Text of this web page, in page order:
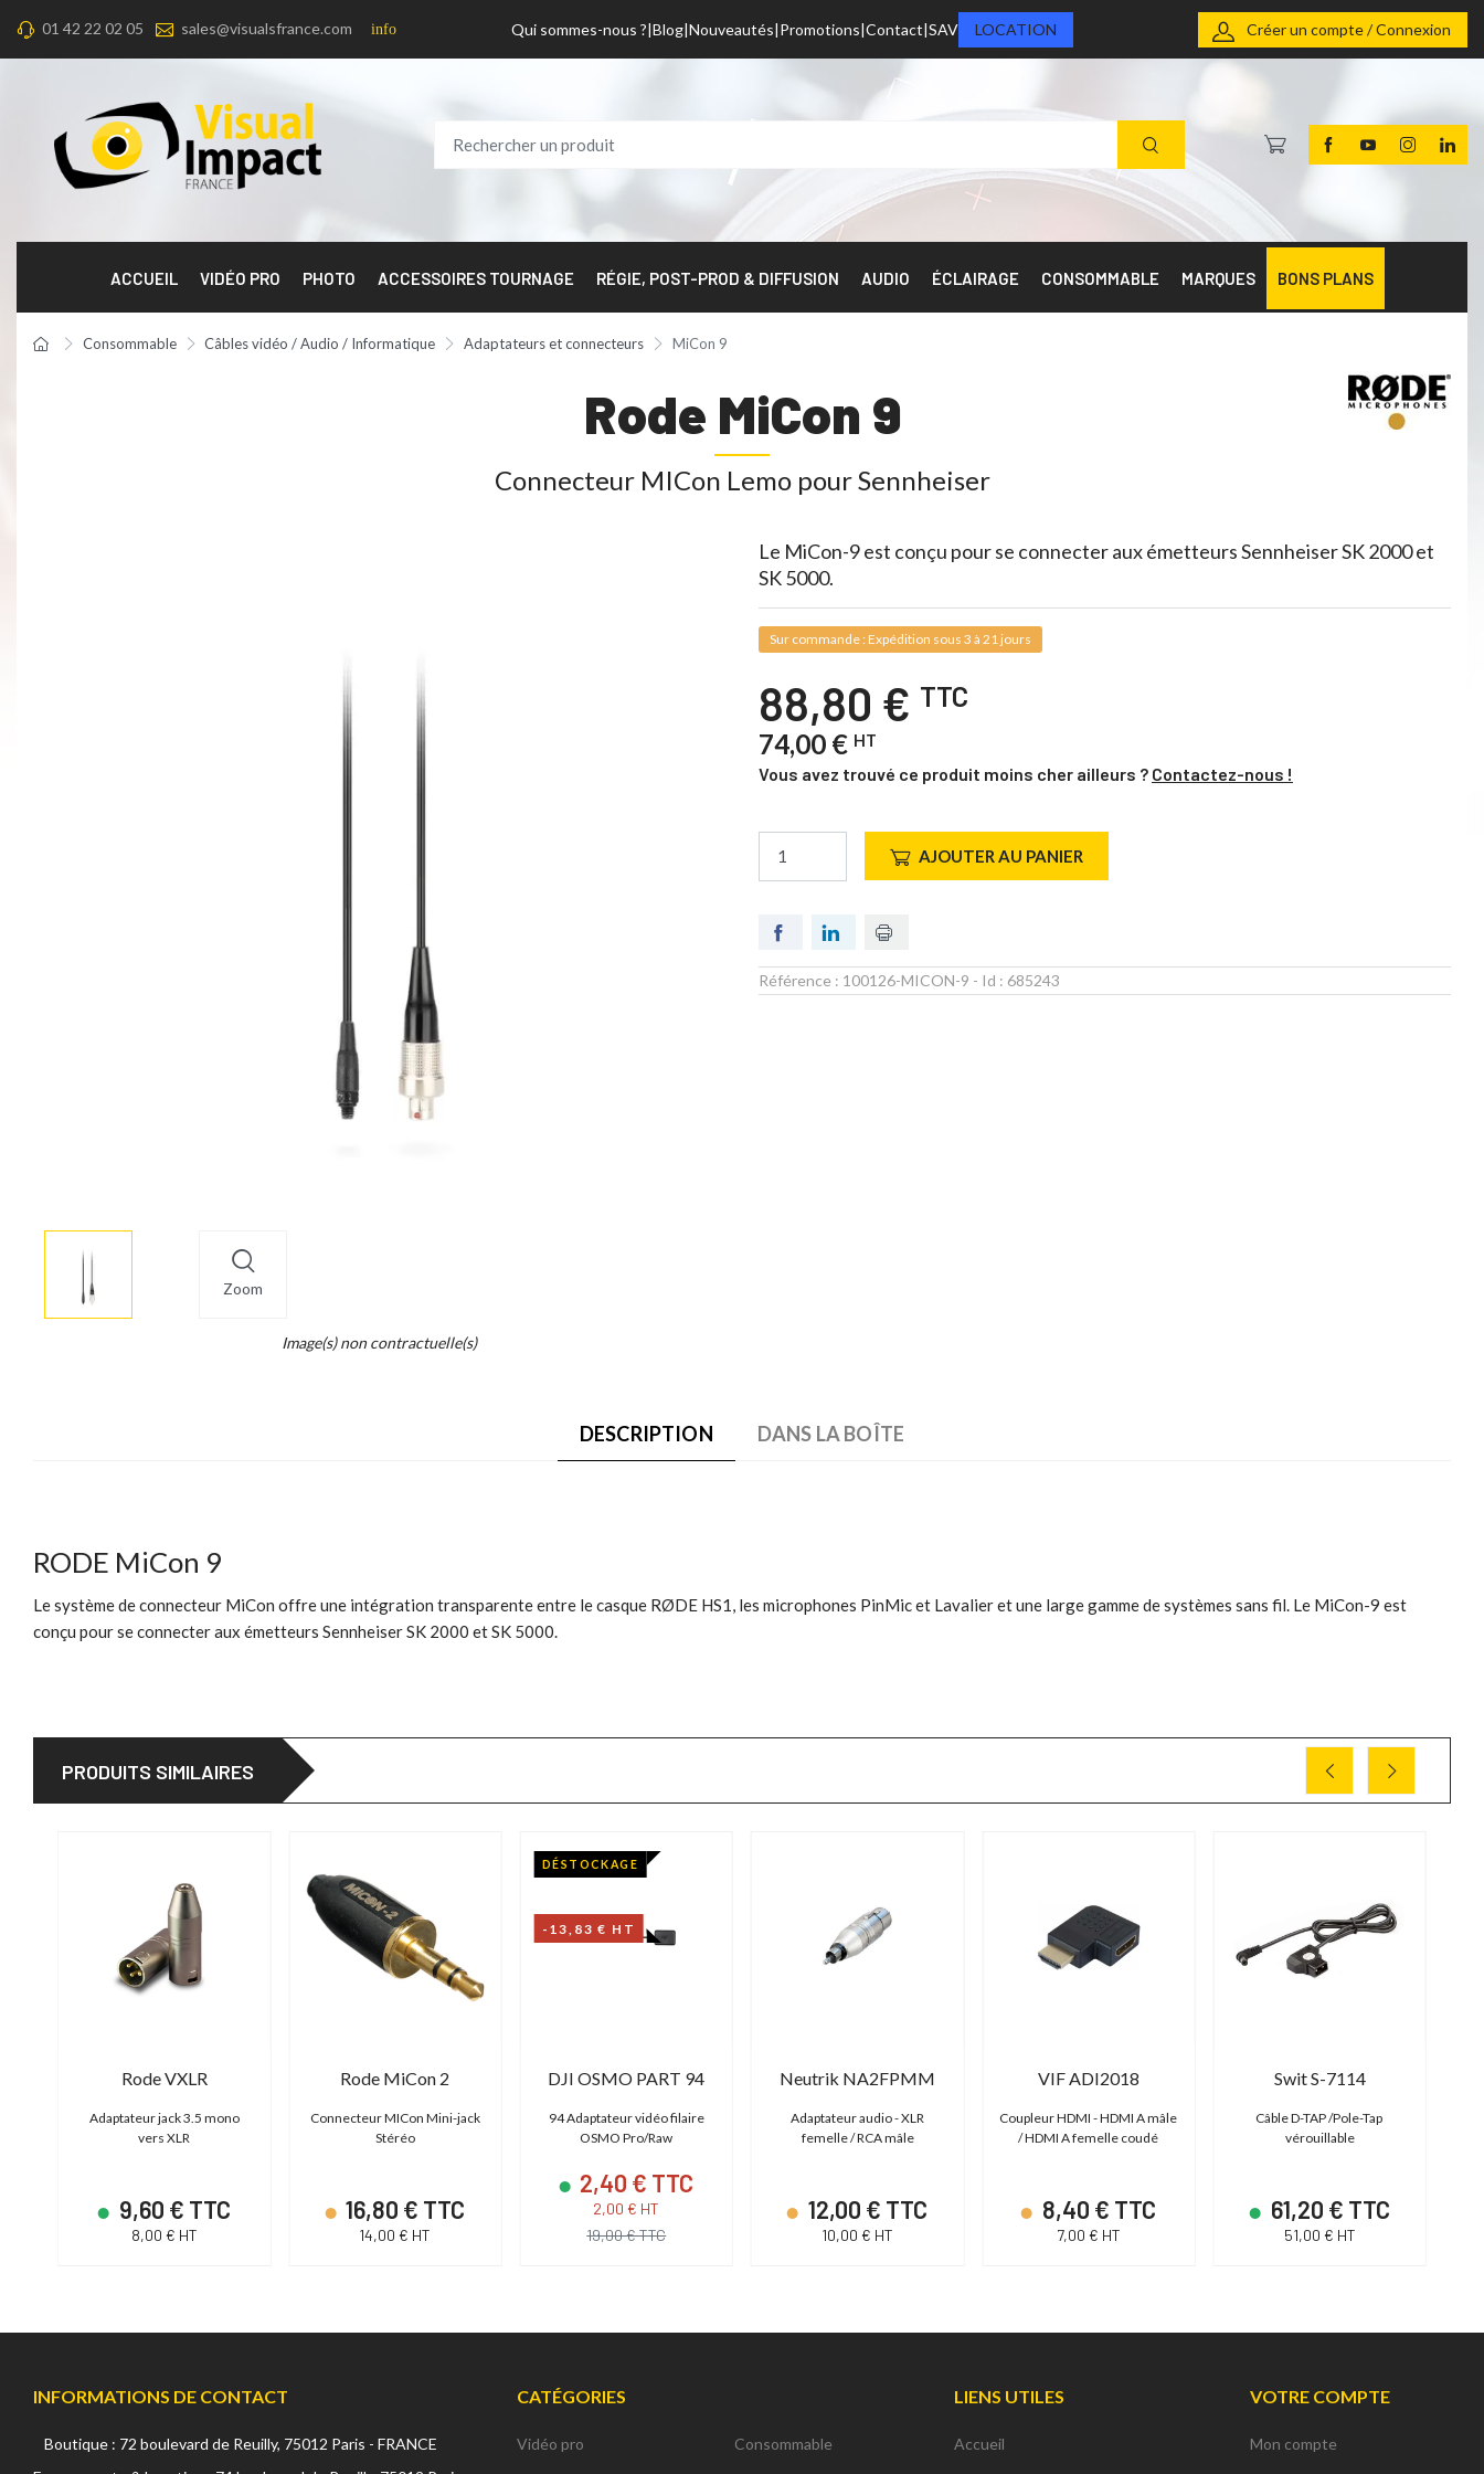
01 42 22 02 05 sales@visualsfrance.com info Qui sommes-nous ? Blog Nouveautés Promotions Contact SAV LOCATION Créer un compte / Connexion
ACCUEIL VIDÉO PRO PHOTO ACCESSOIRES TOURNAGE RÉGIE, POST-PROD & DIFFUSION AUDIO ÉCLAIRAGE CONSOMMABLE MARQUES BONS PLANS
Consommable Câbles vidéo / Audio / Informatique Adaptateurs et connecteurs MiCon 9
Rode MiCon 9
Connecteur MICon Lemo pour Sennheiser
Zoom
More
info
Image(s) non contractuelle(s)
Le MiCon-9 est conçu pour se connecter aux émetteurs Sennheiser SK 2000 et
SK 5000.
Sur commande : Expédition sous 3 à 21 jours
88,80 € TTC
74,00 € HT
Vous avez trouvé ce produit moins cher ailleurs ? Contactez-nous !
AJOUTER AU PANIER
Référence : 100126-MICON-9 - Id : 685243
DESCRIPTION DANS LA BOÎTE
RODE MiCon 9
Le système de connecteur MiCon offre une intégration transparente entre le casque RØDE HS1, les microphones PinMic et Lavalier et une large gamme de systèmes sans fil. Le MiCon-9 est
conçu pour se connecter aux émetteurs Sennheiser SK 2000 et SK 5000.
PRODUITS SIMILAIRES
Rode VXLR
Adaptateur jack 3.5 mono
vers XLR
9,60 € TTC
8,00 € HT
Rode MiCon 2
Connecteur MICon Mini-jack
Stéréo
16,80 € TTC
14,00 € HT
DÉSTOCKAGE
-13,83 € HT
DJI OSMO PART 94
94 Adaptateur vidéo filaire
OSMO Pro/Raw
2,40 € TTC
2,00 € HT
19,00 € TTC
Neutrik NA2FPMM
Adaptateur audio - XLR
femelle / RCA mâle
12,00 € TTC
10,00 € HT
VIF ADI2018
Coupleur HDMI - HDMI A mâle
/ HDMI A femelle coudé
8,40 € TTC
7,00 € HT
Swit S-7114
Câble D-TAP /Pole-Tap
vérouillable
61,20 € TTC
51,00 € HT
INFORMATIONS DE CONTACT
Boutique : 72 boulevard de Reuilly, 75012 Paris - FRANCE
CATÉGORIES
Vidéo pro Consommable
LIENS UTILES
Accueil
VOTRE COMPTE
Mon compte